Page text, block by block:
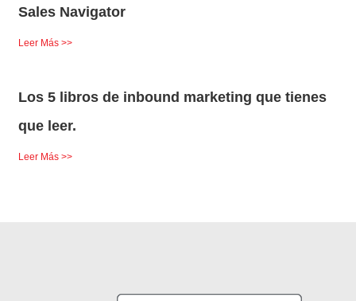
Sales Navigator
Leer Más >>
Los 5 libros de inbound marketing que tienes
que leer.
Leer Más >>